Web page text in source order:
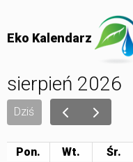
Eko Kalendarz
sierpień 2026
Dziś
Pon. Wt. Śr.